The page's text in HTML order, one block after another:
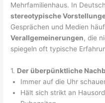
Mehrfamilienhaus. In
stereotypische
Gesprächen und Medien
Verallgemeinerungen, die
spiegeln oft typische
1. Der überpünktliche
Immer auf die Uhr
Hält sich strikt an